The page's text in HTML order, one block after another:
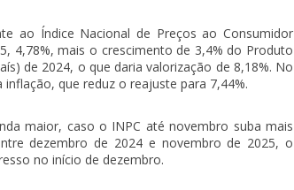
ao Índice Nacional de Preços ao Consumidor
4,78%, mais o crescimento de 3,4% do Produto
de 2024, o que daria valorização de 8,18%. No
que reduz o reajuste para 7,44%.
maior, caso o INPC até novembro suba mais
dezembro de 2024 e novembro de 2025, o
no início de dezembro.